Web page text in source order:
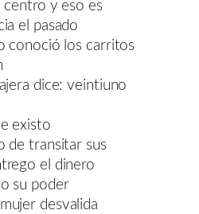
centro y eso es
el pasado
conoció los carritos
dice: veintiuno
existo
de transitar sus
el dinero
su poder
desvalida